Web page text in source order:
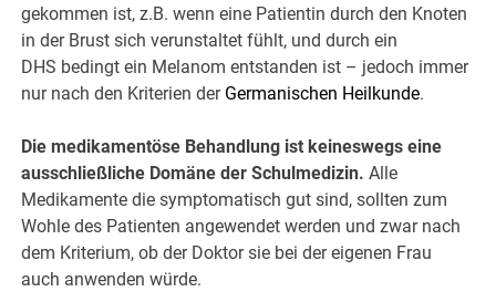
gekommen ist, z.B. wenn eine Patientin durch den Knoten
in der Brust sich verunstaltet fühlt, und durch ein
DHS bedingt ein Melanom entstanden ist – jedoch immer
nur nach den Kriterien der Germanischen Heilkunde.
Die medikamentöse Behandlung ist keineswegs eine
ausschließliche Domäne der Schulmedizin. Alle
Medikamente die symptomatisch gut sind, sollten zum
Wohle des Patienten angewendet werden und zwar nach
dem Kriterium, ob der Doktor sie bei der eigenen Frau
auch anwenden würde.